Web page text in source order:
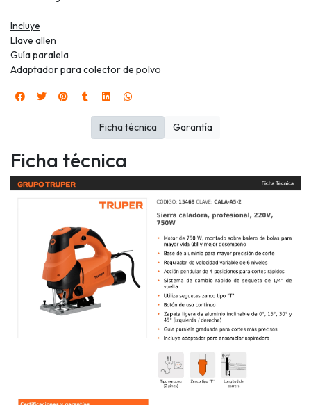
Incluye
Llave allen
Guía paralela
Adaptador para colector de polvo
Ficha técnica
Ficha técnica Garantía